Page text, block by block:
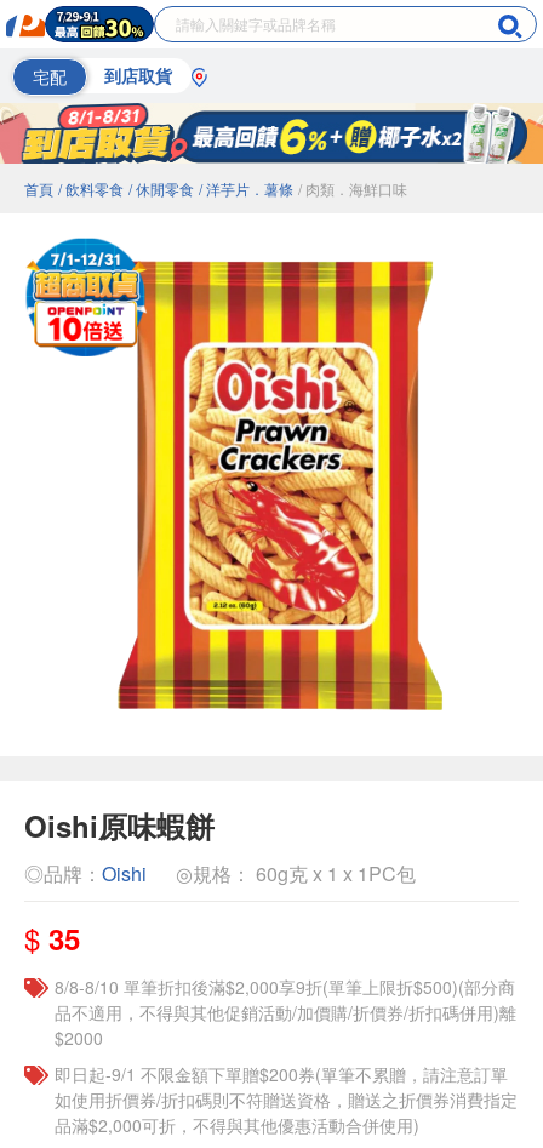
宅配 到店取貨
首頁 / 飲料零食 / 休閒零食 / 洋芋片．薯條 / 肉類．海鮮口味
Oishi原味蝦餅
◎品牌： Oishi ◎規格： 60g克 x 1 x 1PC包
$ 35
8/8-8/10 單筆折扣後滿$2,000享9折(單筆上限折$500)(部分商
品不適用，不得與其他促銷活動/加價購/折價券/折扣碼併用)離
$2000
即日起-9/1 不限金額下單贈$200券(單筆不累贈，請注意訂單
如使用折價券/折扣碼則不符贈送資格，贈送之折價券消費指定
品滿$2,000可折，不得與其他優惠活動合併使用)